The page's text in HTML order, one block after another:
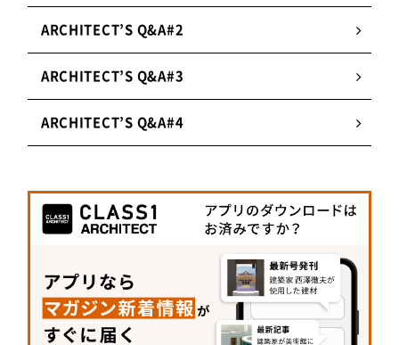
豊富なネットワーク
タイル・レンガ・瓦から食器まで、焼き物を扱う
協力工場を全国に持つことで、建築家やデザイナ
ーの要望に合う特注タイルの製造工場をプロの目
線で選定する。
3. 国内外の製品を販売
最新トレンドを捉えた輸入品から、自社オリジナ
ルデザインの国内開発品（約40シリーズ）まで、
150シリーズ以上のアイテムを高回転で建築市場
に提供する。
ARCHITECT’S Q&A#2
ARCHITECT’S Q&A#3
ARCHITECT’S Q&A#4